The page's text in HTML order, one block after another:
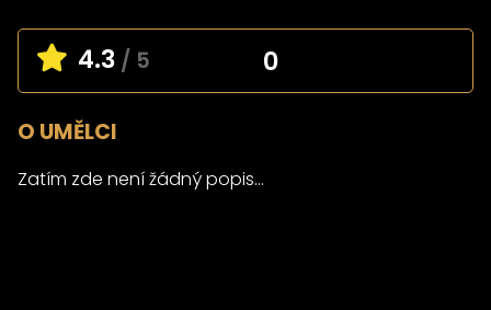
4.3 / 5 0
O UMĚLCI
Zatím zde není žádný popis...